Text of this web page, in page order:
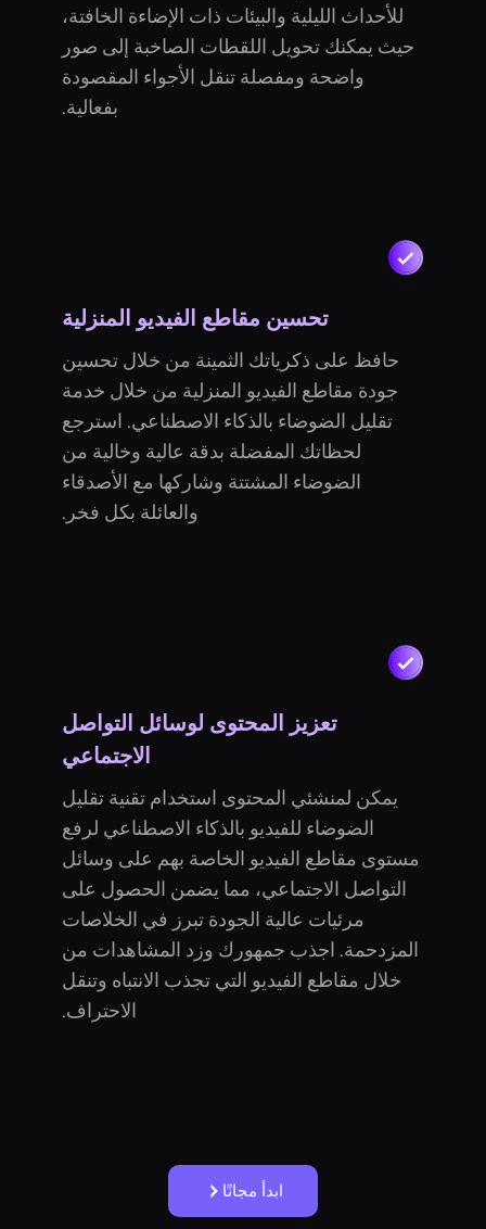
للأحداث الليلية والبيئات ذات الإضاءة الخافتة،
حيث يمكنك تحويل اللقطات الصاخبة إلى صور
واضحة ومفصلة تنقل الأجواء المقصودة
بفعالية.
تحسين مقاطع الفيديو المنزلية
حافظ على ذكرياتك الثمينة من خلال تحسين
جودة مقاطع الفيديو المنزلية من خلال خدمة
تقليل الضوضاء بالذكاء الاصطناعي. استرجع
لحظاتك المفضلة بدقة عالية وخالية من
الضوضاء المشتتة وشاركها مع الأصدقاء
والعائلة بكل فخر.
تعزيز المحتوى لوسائل التواصل
الاجتماعي
يمكن لمنشئي المحتوى استخدام تقنية تقليل
الضوضاء للفيديو بالذكاء الاصطناعي لرفع
مستوى مقاطع الفيديو الخاصة بهم على وسائل
التواصل الاجتماعي، مما يضمن الحصول على
مرئيات عالية الجودة تبرز في الخلاصات
المزدحمة. اجذب جمهورك وزد المشاهدات من
خلال مقاطع الفيديو التي تجذب الانتباه وتنقل
الاحتراف.
ابدأ مجانًا